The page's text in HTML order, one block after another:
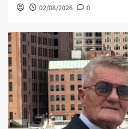
02/08/2026 0